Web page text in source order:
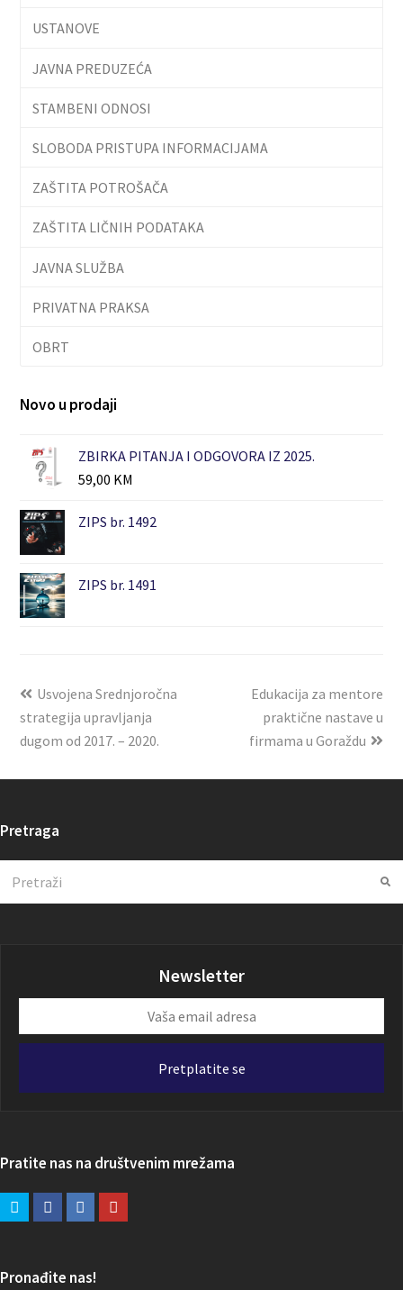
USTANOVE
JAVNA PREDUZEĆA
STAMBENI ODNOSI
SLOBODA PRISTUPA INFORMACIJAMA
ZAŠTITA POTROŠAČA
ZAŠTITA LIČNIH PODATAKA
JAVNA SLUŽBA
PRIVATNA PRAKSA
OBRT
Novo u prodaji
ZBIRKA PITANJA I ODGOVORA IZ 2025.
59,00 KM
ZIPS br. 1492
ZIPS br. 1491
Usvojena Srednjoročna
strategija upravljanja
dugom od 2017. – 2020.
Edukacija za mentore
praktične nastave u
firmama u Goraždu
Pretraga
Newsletter
email
Pretplatite se
Pratite nas na društvenim mrežama
Pronađite nas!